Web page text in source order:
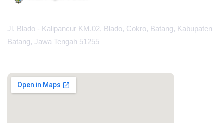
Jl. Blado - Kalipancur KM.02, Blado, Cokro, Batang, Kabupaten
Batang, Jawa Tengah 51255